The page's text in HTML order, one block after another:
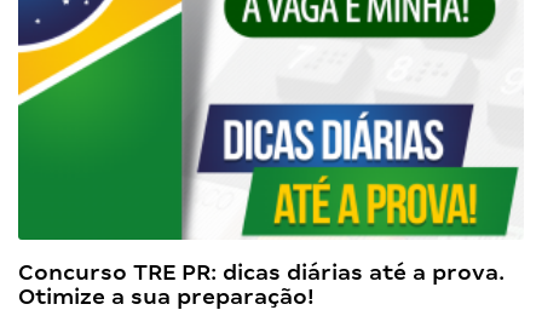
Concurso TRE PR: dicas diárias até a prova.
Otimize a sua preparação!